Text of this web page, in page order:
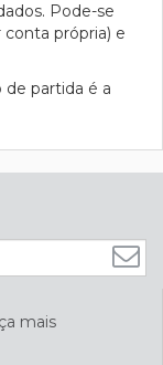
Pode-se
própria) e
de partida é a
mais